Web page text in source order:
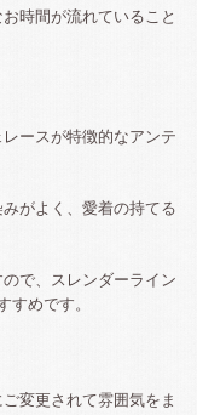
時間が流れていること
ースが特徴的なアンテ
がよく、愛着の持てる
で、スレンダーライン
すめです。
変更されて雰囲気をま